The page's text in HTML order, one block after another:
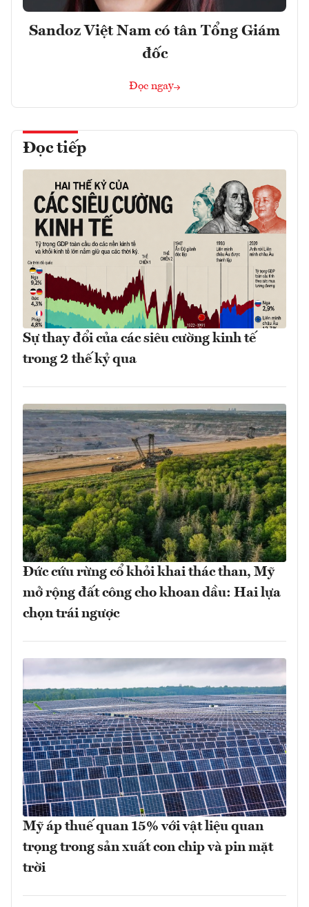
Sandoz Việt Nam có tân Tổng Giám
đốc
Đọc ngay
Đọc tiếp
Sự thay đổi của các siêu cường kinh tế
trong 2 thế kỷ qua
Đức cứu rừng cổ khỏi khai thác than, Mỹ
mở rộng đất công cho khoan dầu: Hai lựa
chọn trái ngược
Mỹ áp thuế quan 15% với vật liệu quan
trọng trong sản xuất con chip và pin mặt
trời